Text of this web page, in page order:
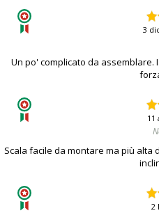
3
Un po' complicato da assemblare.
11
Scala facile da montare ma più alta
2